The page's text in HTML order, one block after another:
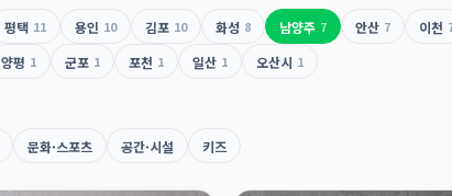
평택 11 용인 10 김포 10 화성 8 남양주 7 안산 7 이천
양평 1 군포 1 포천 1 일산 1 오산시 1
문화·스포츠 공간·시설 키즈